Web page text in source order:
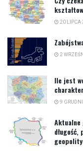
20 LIPCA
2
Ile jest
9